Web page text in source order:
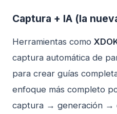
Captura + IA (la
Herramientas como
captura automática de
para crear guías
enfoque más completo
captura → generación →